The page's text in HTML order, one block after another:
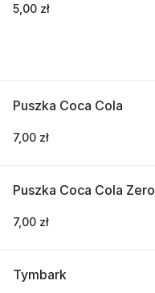
5,00 zł
Puszka Coca Cola
7,00 zł
Puszka Coca Cola Zero
7,00 zł
Tymbark